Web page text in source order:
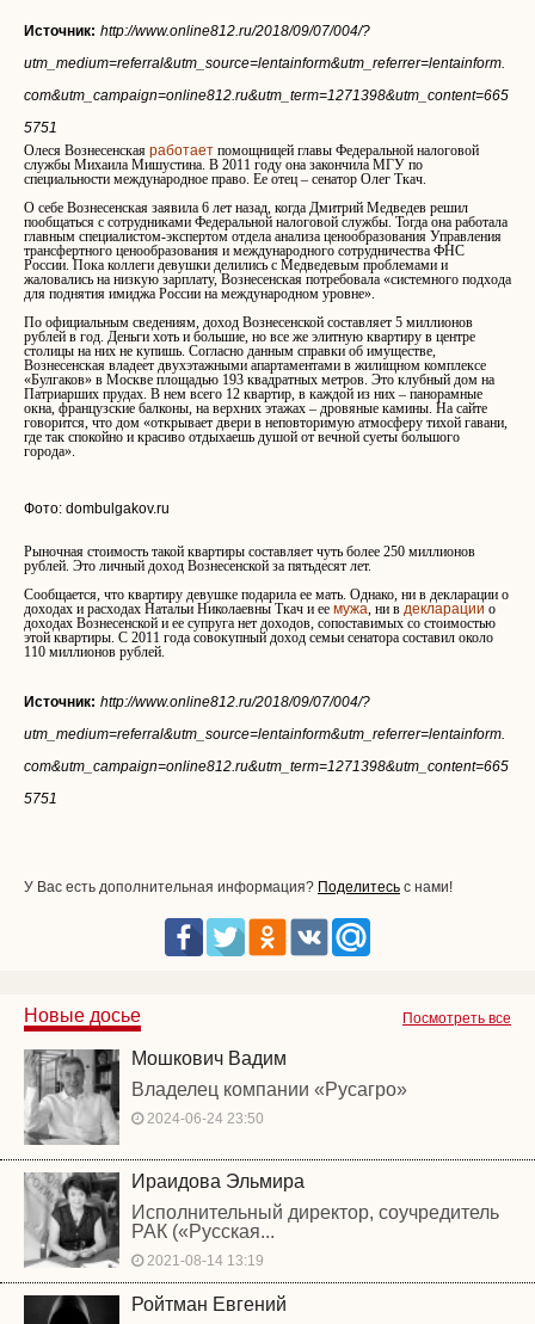
Источник: http://www.online812.ru/2018/09/07/004/?
utm_medium=referral&utm_source=lentainform&utm_referrer=lentainform.
com&utm_campaign=online812.ru&utm_term=1271398&utm_content=665
5751
Олеся Вознесенская работает помощницей главы Федеральной налоговой
службы Михаила Мишустина. В 2011 году она закончила МГУ по
специальности международное право. Ее отец – сенатор Олег Ткач.
О себе Вознесенская заявила 6 лет назад, когда Дмитрий Медведев решил
пообщаться с сотрудниками Федеральной налоговой службы. Тогда она работала
главным специалистом-экспертом отдела анализа ценообразования Управления
трансфертного ценообразования и международного сотрудничества ФНС
России. Пока коллеги девушки делились с Медведевым проблемами и
жаловались на низкую зарплату, Вознесенская потребовала «системного подхода
для поднятия имиджа России на международном уровне».
По официальным сведениям, доход Вознесенской составляет 5 миллионов
рублей в год. Деньги хоть и большие, но все же элитную квартиру в центре
столицы на них не купишь. Согласно данным справки об имуществе,
Вознесенская владеет двухэтажными апартаментами в жилищном комплексе
«Булгаков» в Москве площадью 193 квадратных метров. Это клубный дом на
Патриарших прудах. В нем всего 12 квартир, в каждой из них – панорамные
окна, французские балконы, на верхних этажах – дровяные камины. На сайте
говорится, что дом «открывает двери в неповторимую атмосферу тихой гавани,
где так спокойно и красиво отдыхаешь душой от вечной суеты большого
города».
Фото: dombulgakov.ru
Рыночная стоимость такой квартиры составляет чуть более 250 миллионов
рублей. Это личный доход Вознесенской за пятьдесят лет.
Сообщается, что квартиру девушке подарила ее мать. Однако, ни в декларации о
доходах и расходах Натальи Николаевны Ткач и ее мужа, ни в декларации о
доходах Вознесенской и ее супруга нет доходов, сопоставимых со стоимостью
этой квартиры. С 2011 года совокупный доход семьи сенатора составил около
110 миллионов рублей.
Источник: http://www.online812.ru/2018/09/07/004/?
utm_medium=referral&utm_source=lentainform&utm_referrer=lentainform.
com&utm_campaign=online812.ru&utm_term=1271398&utm_content=665
5751
У Вас есть дополнительная информация? Поделитесь с нами!
Посмотреть все
Новые досье
Мошкович Вадим
Владелец компании «Русагро»
2024-06-24 23:50
Ираидова Эльмира
Исполнительный директор, соучредитель
РАК («Русская...
2021-08-14 13:19
Ройтман Евгений